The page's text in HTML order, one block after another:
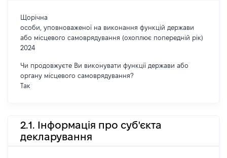
Щорічна
особи, уповноваженої на виконання функцій держави
або місцевого самоврядування (охоплює попередній рік)
2024
Чи продовжуєте Ви виконувати функції держави або
органу місцевого самоврядування?
Так
2.1. Інформація про суб'єкта
декларування